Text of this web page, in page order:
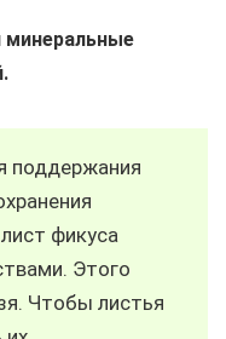
минеральные
поддержания
фикуса
Этого
Чтобы листья